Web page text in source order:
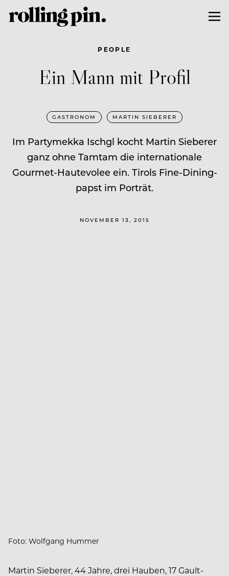
PEOPLE
Ein Mann mit Profil
GASTRONOM MARTIN SIEBERER
Im Partymekka Ischgl kocht Martin Sieberer
ganz ohne Tamtam die internationale
Gourmet-Hautevolee ein. Tirols Fine-Dining-
papst im Porträt.
NOVEMBER 13, 2015
Foto: Wolfgang Hummer
Martin Sieberer, 44 Jahre, drei Hauben, 17 Gault-